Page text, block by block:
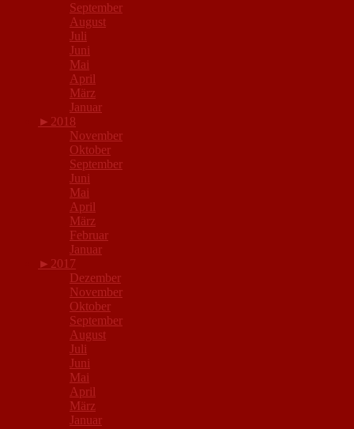
September
August
Juli
Juni
Mai
April
März
Januar
► 2018
November
Oktober
September
Juni
Mai
April
März
Februar
Januar
► 2017
Dezember
November
Oktober
September
August
Juli
Juni
Mai
April
März
Januar